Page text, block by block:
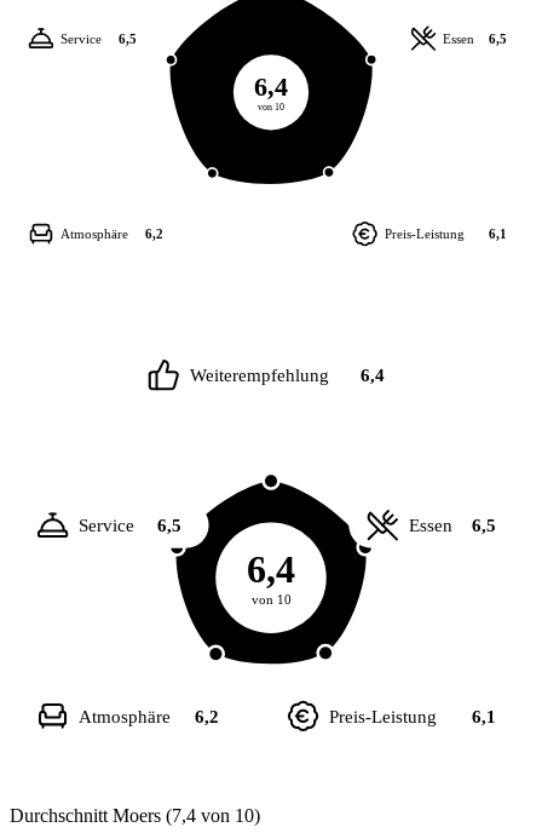
6,4
von 10
Essen 6,5
Preis-Leistung 6,1
Atmosphäre 6,2
Service 6,5
6,4
von 10
Weiterempfehlung 6,4
Essen 6,5
Preis-Leistung 6,1
Atmosphäre 6,2
Service 6,5
Durchschnitt Moers (7,4 von 10)